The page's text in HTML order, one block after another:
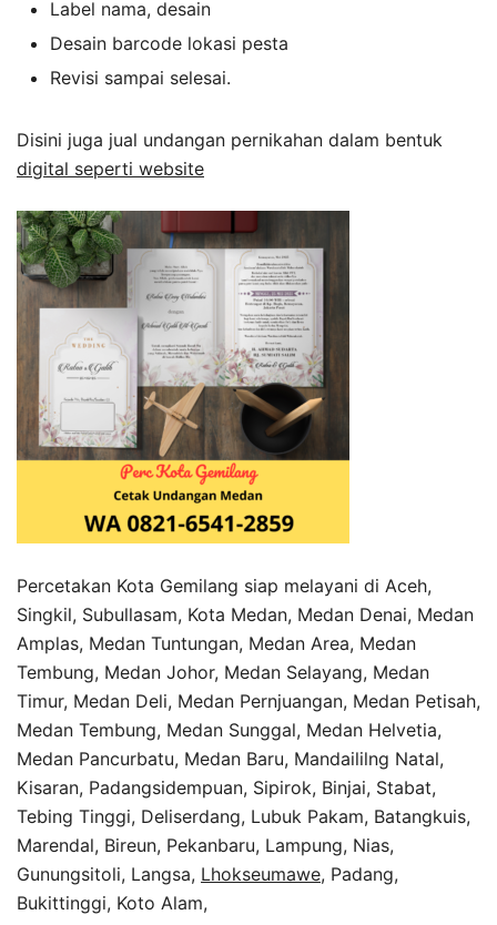
Label nama, desain
Desain barcode lokasi pesta
Revisi sampai selesai.
Disini juga jual undangan pernikahan dalam bentuk
digital seperti website
Percetakan Kota Gemilang siap melayani di Aceh,
Singkil, Subullasam, Kota Medan, Medan Denai, Medan
Amplas, Medan Tuntungan, Medan Area, Medan
Tembung, Medan Johor, Medan Selayang, Medan
Timur, Medan Deli, Medan Pernjuangan, Medan Petisah,
Medan Tembung, Medan Sunggal, Medan Helvetia,
Medan Pancurbatu, Medan Baru, Mandaililng Natal,
Kisaran, Padangsidempuan, Sipirok, Binjai, Stabat,
Tebing Tinggi, Deliserdang, Lubuk Pakam, Batangkuis,
Marendal, Bireun, Pekanbaru, Lampung, Nias,
Gunungsitoli, Langsa, Lhokseumawe, Padang,
Bukittinggi, Koto Alam,